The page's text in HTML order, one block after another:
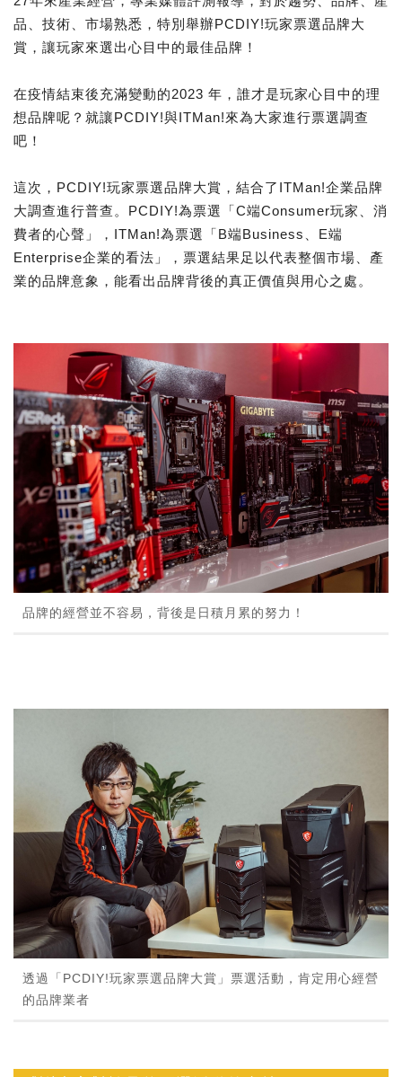
品、技術、市場熟悉，特別舉辦PCDIY!玩家票選品牌大
賞，讓玩家來選出心目中的最佳品牌！
在疫情結束後充滿變動的2023 年，誰才是玩家心目中的理
想品牌呢？就讓PCDIY!與ITMan!來為大家進行票選調查
吧！​​
這次，PCDIY!玩家票選品牌大賞，結合了ITMan!企業品牌
大調查進行普查。PCDIY!為票選「C端Consumer玩家、消
費者的心聲」，ITMan!為票選「B端Business、E端
Enterprise企業的看法」，票選結果足以代表整個市場、產
業的品牌意象，能看出品牌背後的真正價值與用心之處。
品牌的經營並不容易，背後是日積月累的努力！
透過「PCDIY!玩家票選品牌大賞」票選活動，肯定用心經營
的品牌業者